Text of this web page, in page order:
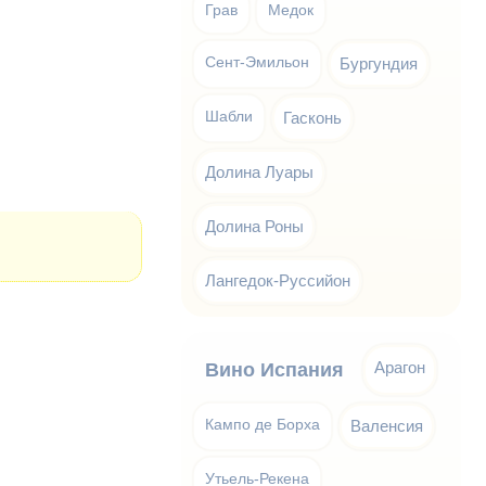
Грав Медок
Сент-Эмильон Бургундия
Шабли Гасконь
Долина Луары
Долина Роны
Лангедок-Руссийон
Вино Испания Арагон
Кампо де Борха Валенсия
Утьель-Рекена